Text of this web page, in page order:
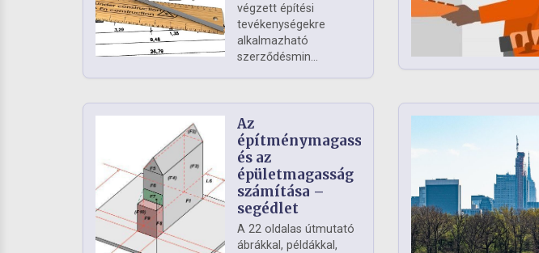
végzett építési
tevékenységekre
alkalmazható
szerződésmin...
Az
építménymagasság
és az
épületmagasság
számítása –
segédlet
A 22 oldalas útmutató
ábrákkal, példákkal,